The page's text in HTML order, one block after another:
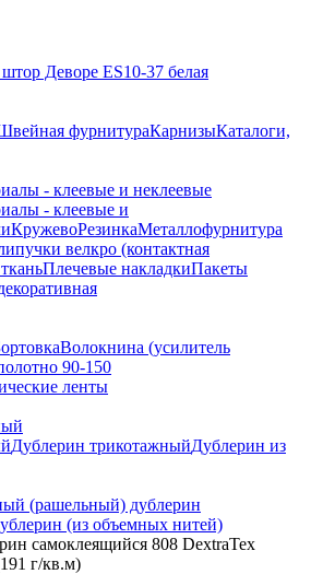
Деворе ES10-37 белая
фурнитураКарнизыКаталоги,
- клеевые и неклеевые
- клеевые и
КружевоРезинкаМеталлофурнитура
велкро (контактная
Плечевые накладкиПакеты
Волокнина (усилитель
90-150
ленты
Дублерин трикотажныйДублерин из
(рашельный) дублерин
(из объемных нитей)
самоклеящийся 808 DextraTex
г/кв.м)